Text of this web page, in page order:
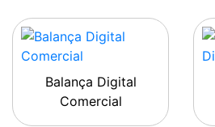
Balança Digital
Comercial